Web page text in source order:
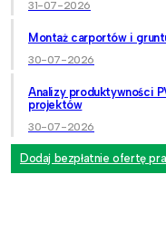
31-07-2026
Montaż carportów i
30-07-2026
Analizy produktywności
projektów
30-07-2026
Dodaj bezpłatnie ofertę